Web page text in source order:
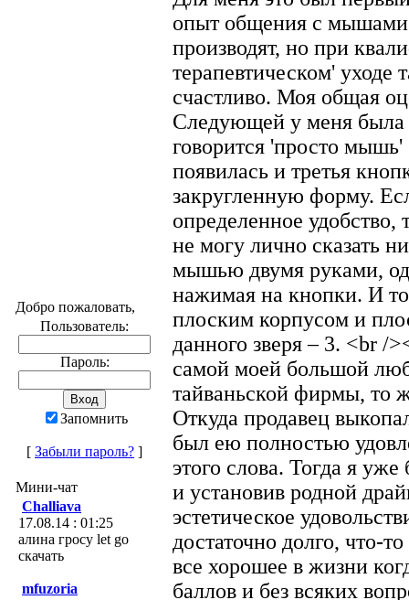
Добро пожаловать,
Пользователь:
Пароль:
Запомнить
[ Забыли пароль? ]
Мини-чат
Challiava
17.08.14 : 01:25
алина гросу let go
скачать
mfuzoria
опыт общения с
производят, но при
терапевтическом'
счастливо. Моя общая
Следующей у меня
говорится 'просто
появилась и третья
закругленную форму.
определенное удобство,
не могу лично сказать
мышью двумя руками,
нажимая на кнопки. И то
плоским корпусом и
данного зверя – 3. <br /
самой моей большой
тайваньской фирмы, то
Откуда продавец
был ею полностью
этого слова. Тогда я
и установив родной
эстетическое
достаточно долго, что-
все хорошее в жизни
баллов и без всяких